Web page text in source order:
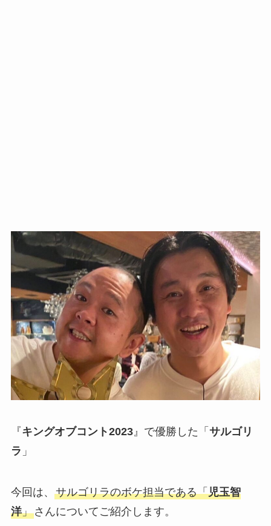
『キングオブコント2023』で優勝した「 サルゴリ
ラ 」
今回は、 サルゴリラのボケ担当である「児玉智
洋」さんについてご紹介します。